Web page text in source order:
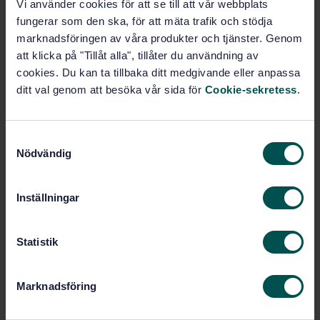
Vi använder cookies för att se till att vår webbplats
fungerar som den ska, för att mäta trafik och stödja
marknadsföringen av våra produkter och tjänster. Genom
att klicka på "Tillåt alla", tillåter du användning av
cookies. Du kan ta tillbaka ditt medgivande eller anpassa
ditt val genom att besöka vår sida för Cookie-sekretess.
Nödvändig
Inställningar
Statistik
Marknadsföring
543 SEK
PDF
Lägg i varukorgen
Produktinformation
Framtagen av:
Rörledningsprodukter och
Internationell titel:
protection against excessive pressure -
relief systems (CSPRS) - Amendment 1
(ISO 4126-5:2013/Amd 1:2016)
STD-8023156